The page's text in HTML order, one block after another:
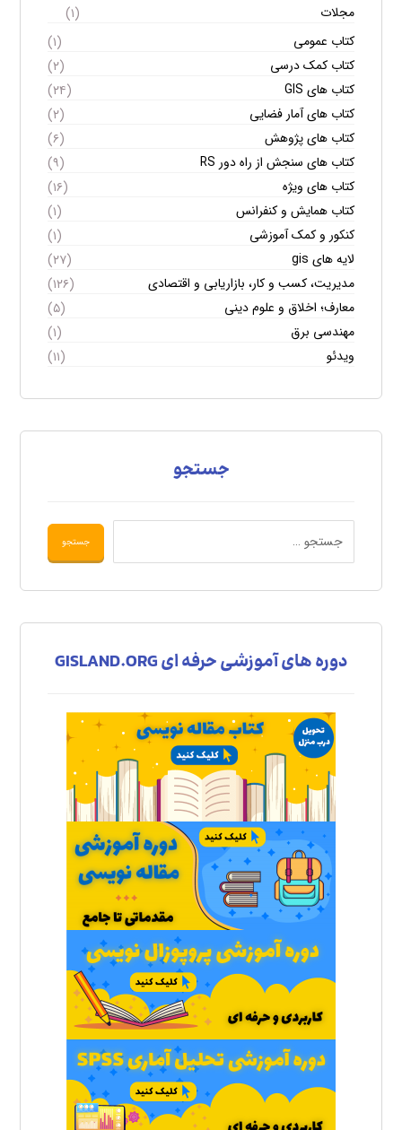
مجلات
(۱)
کتاب عمومی
(۱)
کتاب کمک درسی
(۲)
کتاب های GIS
(۲۴)
کتاب های آمار فضایی
(۲)
کتاب های پژوهش
(۶)
کتاب های سنجش از راه دور RS
(۹)
کتاب های ویژه
(۱۶)
کتاب همایش و کنفرانس
(۱)
کنکور و کمک آموزشی
(۱)
لایه های gis
(۲۷)
مدیریت، کسب و کار، بازاریابی و اقتصادی
(۱۲۶)
معارف؛ اخلاق و علوم دینی
(۵)
مهندسی برق
(۱)
ویدئو
(۱۱)
جستجو
دوره های آموزشی حرفه ای GISLAND.ORG